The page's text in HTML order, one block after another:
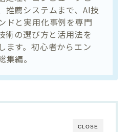
推薦システムまで、AI技
ドと実用化事例を専門
術の選び方と活用法を
ます。初心者からエン
編。
CLOSE